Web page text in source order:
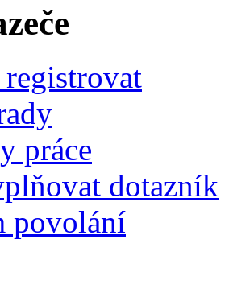
registrovat
práce
dotazník
povolání